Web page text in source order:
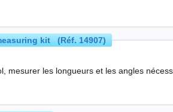
kit (Réf. 14907)
mesurer les longueurs et les angles